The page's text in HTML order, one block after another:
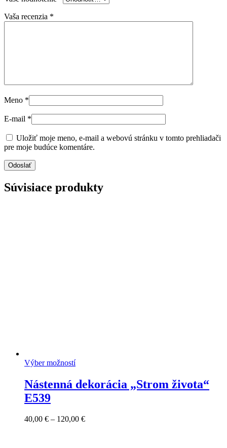
Vaša recenzia *
Meno *
E-mail *
Uložiť moje meno, e-mail a webovú stránku v tomto prehliadači
pre moje budúce komentáre.
Súvisiace produkty
Výber možností
Nástenná dekorácia „Strom života“
E539
40,00 € – 120,00 €Price